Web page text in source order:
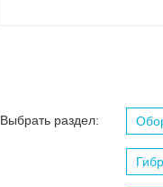
Выбрать раздел: